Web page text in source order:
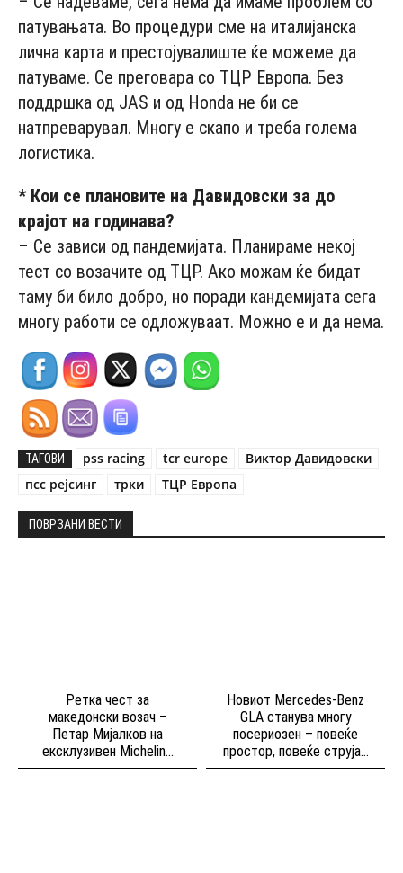
патувањата. Во процедури сме на италијанска
лична карта и престојувалиште ќе можеме да
патуваме. Се преговара со ТЦР Европа. Без
поддршка од JAS и од Honda не би се
натпреварувал. Многу е скапо и треба голема
логистика.
* Кои се плановите на Давидовски за до
крајот на годинава?
– Се зависи од пандемијата. Планираме некој
тест со возачите од ТЦР. Ако можам ќе бидат
таму би било добро, но поради кандемијата сега
многу работи се одложуваат. Можно е и да нема.
ТАГОВИ pss racing tcr europe
Виктор Давидовски
псс рејсинг
трки ТЦР Европа
ПОВРЗАНИ ВЕСТИ
Ретка чест за
македонски возач –
Петар Мијалков на
ексклузивен Michelin...
Новиот Mercedes-Benz
GLA станува многу
посериозен – повеќе
простор, повеќе струја...